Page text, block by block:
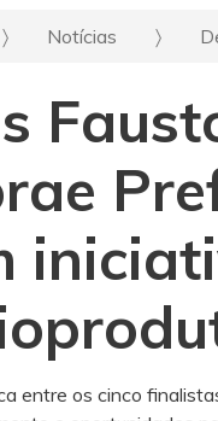
Notícias
entre os cinco